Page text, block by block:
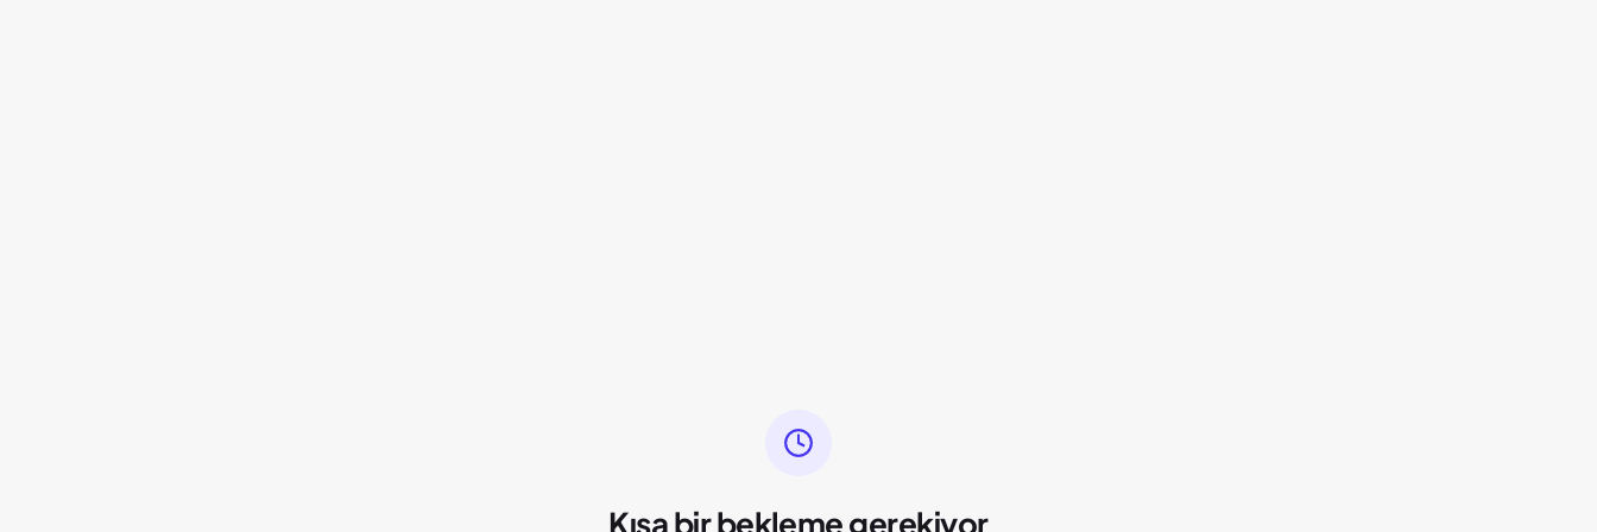
Kısa bir bekleme gerekiyor